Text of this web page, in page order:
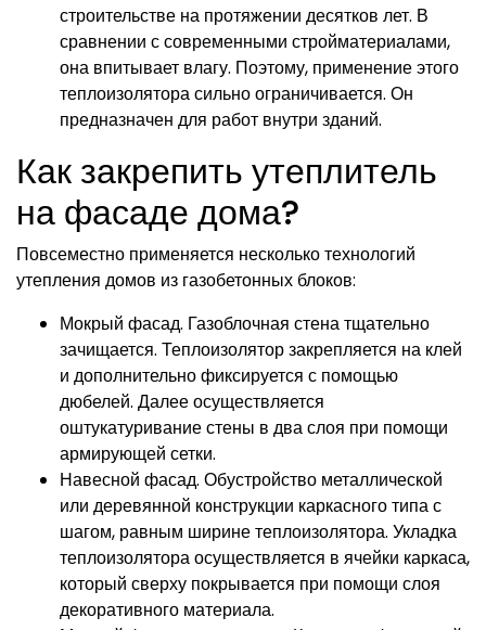
строительстве на протяжении десятков лет. В
сравнении с современными стройматериалами,
она впитывает влагу. Поэтому, применение этого
теплоизолятора сильно ограничивается. Он
предназначен для работ внутри зданий.
Как закрепить утеплитель
на фасаде дома?
Повсеместно применяется несколько технологий
утепления домов из газобетонных блоков:
Мокрый фасад. Газоблочная стена тщательно
зачищается. Теплоизолятор закрепляется на клей
и дополнительно фиксируется с помощью
дюбелей. Далее осуществляется
оштукатуривание стены в два слоя при помощи
армирующей сетки.
Навесной фасад. Обустройство металлической
или деревянной конструкции каркасного типа с
шагом, равным ширине теплоизолятора. Укладка
теплоизолятора осуществляется в ячейки каркаса,
который сверху покрывается при помощи слоя
декоративного материала.